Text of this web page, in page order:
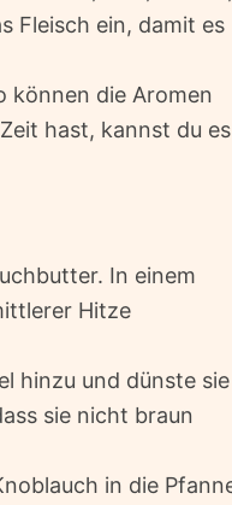
Fleisch ein, damit es
können die Aromen
hast, kannst du es
In einem
Hitze
hinzu und dünste sie
sie nicht braun
in die